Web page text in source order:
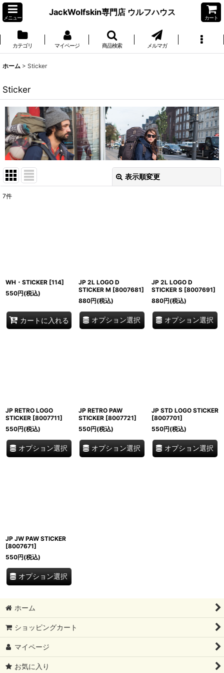
メニュー
JackWolfskin専門店 ウルフハウス
カート
カテゴリ マイページ 商品検索 メルマガ
ホーム > Sticker
Sticker
表示順変更
7件
WH・STICKER [114]
550円(税込)
カートに入れる
JP 2L LOGO D
STICKER M [8007681]
880円(税込)
オプション選択
JP 2L LOGO D
STICKER S [8007691]
880円(税込)
オプション選択
JP RETRO LOGO
STICKER [8007711]
550円(税込)
オプション選択
JP RETRO PAW
STICKER [8007721]
550円(税込)
オプション選択
JP STD LOGO STICKER
[8007701]
550円(税込)
オプション選択
JP JW PAW STICKER
[8007671]
550円(税込)
オプション選択
ホーム
ショッピングカート
マイページ
お気に入り